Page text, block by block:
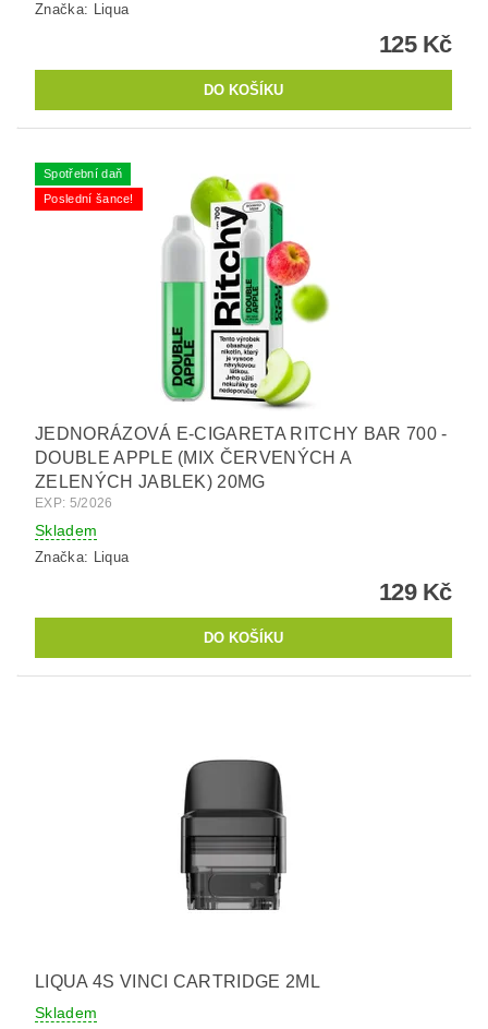
Značka: Liqua
125 Kč
Spotřební daň
Poslední šance!
JEDNORÁZOVÁ E-CIGARETA RITCHY BAR 700 -
DOUBLE APPLE (MIX ČERVENÝCH A
ZELENÝCH JABLEK) 20MG
EXP: 5/2026
Skladem
Značka: Liqua
129 Kč
LIQUA 4S VINCI CARTRIDGE 2ML
Skladem